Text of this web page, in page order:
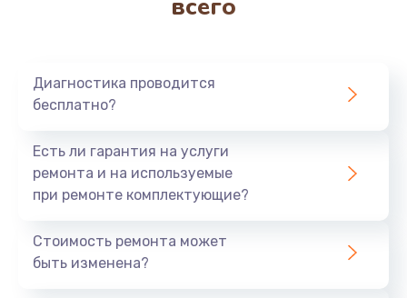
всего
Диагностика проводится
бесплатно?
Есть ли гарантия на услуги
ремонта и на используемые
при ремонте комплектующие?
Стоимость ремонта может
быть изменена?